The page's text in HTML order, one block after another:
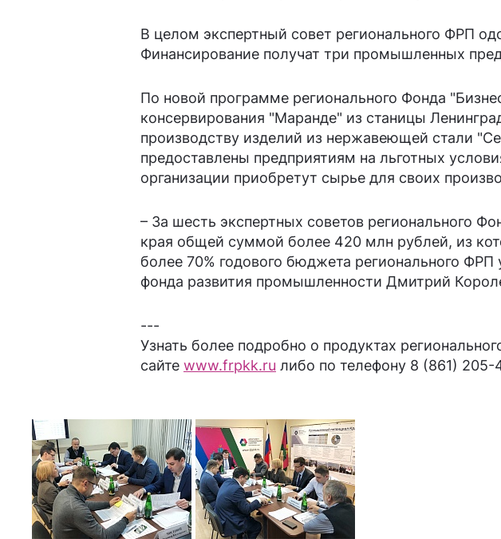
В целом экспертный совет регионального ФРП
Финансирование получат три промышленных
По новой программе регионального Фонда
консервирования "Маранде" из станицы
производству изделий из нержавеющей стали
предоставлены предприятиям на льготных
организации приобретут сырье для своих
– За шесть экспертных советов регионального
края общей суммой более 420 млн рублей, из
более 70% годового бюджета регионального
фонда развития промышленности Дмитрий
---
Узнать более подробно о продуктах
сайте www.frpkk.ru либо по телефону 8 (861) 205-